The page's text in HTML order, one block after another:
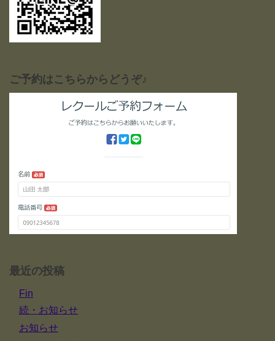
ご予約はこちらからどうぞ♪
最近の投稿
Fin
続・お知らせ
お知らせ